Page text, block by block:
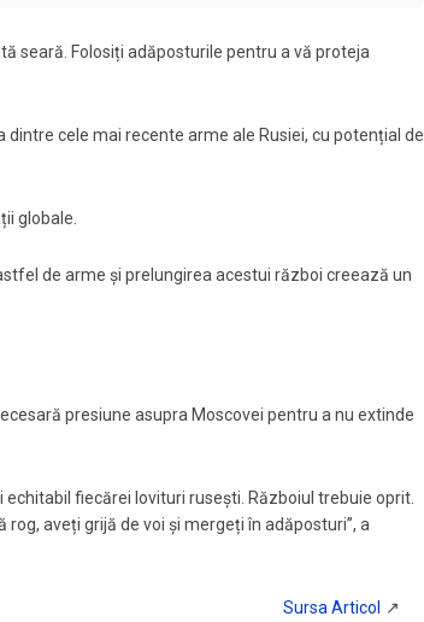
seară. Folosiți adăposturile pentru a vă proteja
cele mai recente arme ale Rusiei, cu potențial de
globale.
de arme și prelungirea acestui război creează un
presiune asupra Moscovei pentru a nu extinde
fiecărei lovituri rusești. Războiul trebuie oprit.
aveți grijă de voi și mergeți în adăposturi”, a